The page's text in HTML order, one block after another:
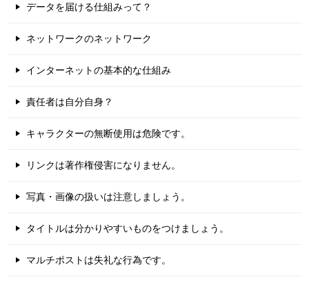
データを届ける仕組みって？
ネットワークのネットワーク
インターネットの基本的な仕組み
責任者は自分自身？
キャラクターの無断使用は危険です。
リンクは著作権侵害になりません。
写真・画像の扱いは注意しましょう。
タイトルは分かりやすいものをつけましょう。
マルチポストは失礼な行為です。